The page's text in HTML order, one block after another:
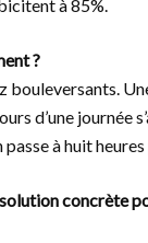
à 85%.
?
d’une journée
à huit
solution concrète